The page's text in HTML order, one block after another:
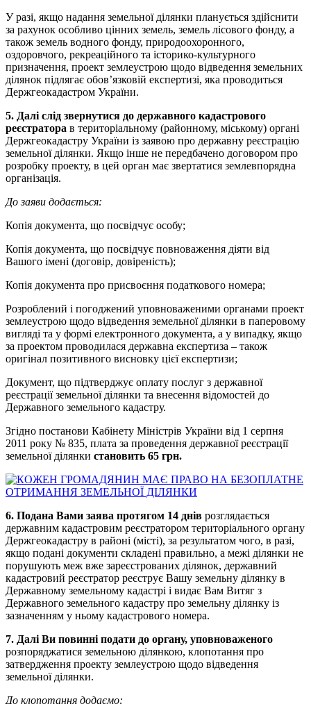
У разі, якщо надання земельної ділянки планується здійснити
за рахунок особливо цінних земель, земель лісового фонду, а
також земель водного фонду, природоохоронного,
оздоровчого, рекреаційного та історико-культурного
призначення, проект землеустрою щодо відведення земельних
ділянок підлягає обов’язковій експертизі, яка проводиться
Держгеокадастром України.
5. Далі слід звернутися до державного кадастрового
реєстратора в територіальному (районному, міському) органі
Держгеокадастру України із заявою про державну реєстрацію
земельної ділянки. Якщо інше не передбачено договором про
розробку проекту, в цей орган має звертатися землевпорядна
організація.
До заяви додається:
Копія документа, що посвідчує особу;
Копія документа, що посвідчує повноваження діяти від
Вашого імені (договір, довіреність);
Копія документа про присвоєння податкового номера;
Розроблений і погоджений уповноваженими органами проект
землеустрою щодо відведення земельної ділянки в паперовому
вигляді та у формі електронного документа, а у випадку, якщо
за проектом проводилася державна експертиза – також
оригінал позитивного висновку цієї експертизи;
Документ, що підтверджує оплату послуг з державної
реєстрації земельної ділянки та внесення відомостей до
Державного земельного кадастру.
Згідно постанови Кабінету Міністрів України від 1 серпня
2011 року № 835, плата за проведення державної реєстрації
земельної ділянки становить 65 грн.
6. Подана Вами заява протягом 14 днів розглядається
державним кадастровим реєстратором територіального органу
Держгеокадастру в районі (місті), за результатом чого, в разі,
якщо подані документи складені правильно, а межі ділянки не
порушують меж вже зареєстрованих ділянок, державний
кадастровий реєстратор реєструє Вашу земельну ділянку в
Державному земельному кадастрі і видає Вам Витяг з
Державного земельного кадастру про земельну ділянку із
зазначенням у ньому кадастрового номера.
7. Далі Ви повинні подати до органу, уповноваженого
розпоряджатися земельною ділянкою, клопотання про
затвердження проекту землеустрою щодо відведення
земельної ділянки.
До клопотання додаємо: